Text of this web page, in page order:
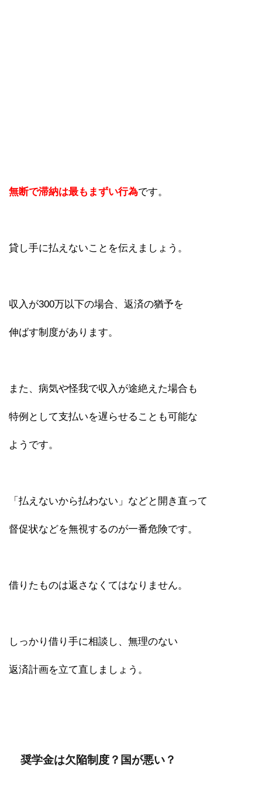
無断で滞納は最もまずい行為です。
貸し手に払えないことを伝えましょう。
収入が300万以下の場合、返済の猶予を
伸ばす制度があります。
また、病気や怪我で収入が途絶えた場合も
特例として支払いを遅らせることも可能な
ようです。
「払えないから払わない」などと開き直って
督促状などを無視するのが一番危険です。
借りたものは返さなくてはなりません。
しっかり借り手に相談し、無理のない
返済計画を立て直しましょう。
奨学金は欠陥制度？国が悪い？